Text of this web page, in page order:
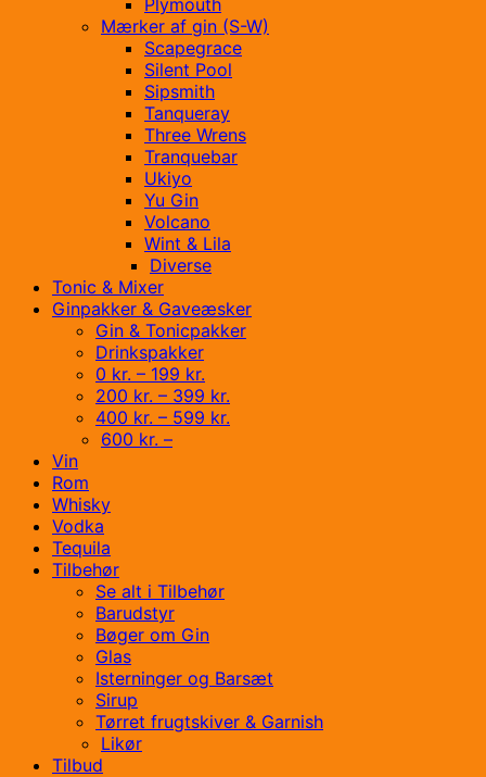
Mærker af gin (S-W)
Scapegrace
Silent Pool
Sipsmith
Tanqueray
Three Wrens
Tranquebar
Ukiyo
Yu Gin
Volcano
Wint & Lila
Diverse
Tonic & Mixer
Ginpakker & Gaveæsker
Gin & Tonicpakker
Drinkspakker
0 kr. – 199 kr.
200 kr. – 399 kr.
400 kr. – 599 kr.
600 kr. –
Vin
Rom
Whisky
Vodka
Tequila
Tilbehør
Se alt i Tilbehør
Barudstyr
Bøger om Gin
Glas
Isterninger og Barsæt
Sirup
Tørret frugtskiver & Garnish
Likør
Tilbud